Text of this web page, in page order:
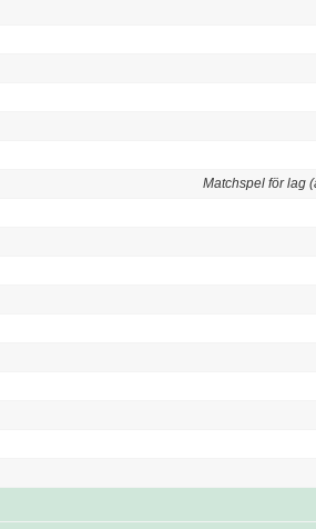
Matchspel för lag